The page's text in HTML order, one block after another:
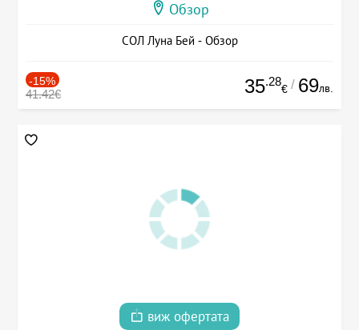
Обзор
СОЛ Луна Бей - Обзор
-15%
41.42€ 35.28
€ / 69лв.
виж офертата